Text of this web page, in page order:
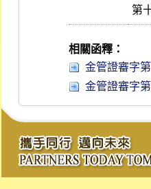
第
相關函釋：
金管證審字
金管證審字